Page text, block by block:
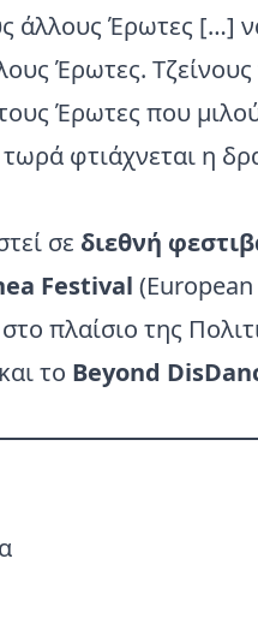
άλλους Έρωτες […]
Έρωτες.
Έρωτες που
φτιάχνεται η
σε διεθνή
Festival
στο πλαίσιο της
το Beyond